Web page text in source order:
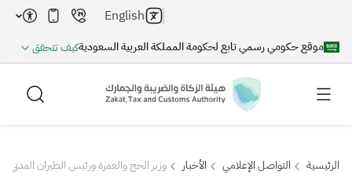
موقع حكومي رسمي تابع لحكومة المملكة العربية السعوديةكيف تتحقق
English
الرئيسية التواصل الإعلامي الأخبار وزير الحج والعمرة ورئيس الطيران